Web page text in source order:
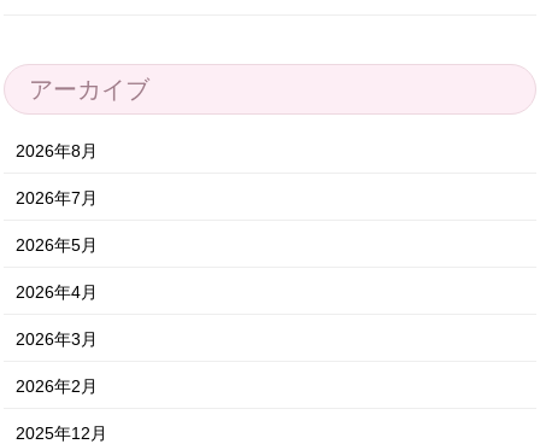
アーカイブ
2026年8月
2026年7月
2026年5月
2026年4月
2026年3月
2026年2月
2025年12月